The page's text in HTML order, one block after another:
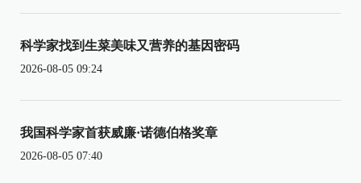
科学家找到生菜美味又营养的基因密码
2026-08-05 09:24
我国科学家首获威廉·诺德伯格奖章
2026-08-05 07:40